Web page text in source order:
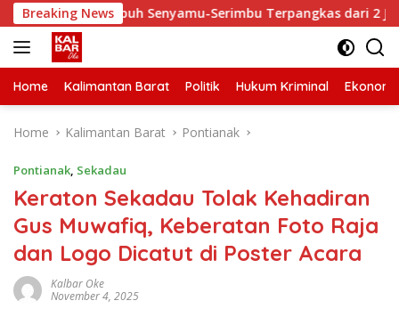
Skip
to
content
Breaking News
Tempuh Senyamu-Serimbu Terpangkas dari 2 Jam Jadi 20
Home Kalimantan Barat Politik Hukum Kriminal Ekonomi
Home Kalimantan Barat Pontianak
Pontianak, Sekadau
Keraton Sekadau Tolak Kehadiran
Gus Muwafiq, Keberatan Foto Raja
dan Logo Dicatut di Poster Acara
Kalbar Oke
November 4, 2025